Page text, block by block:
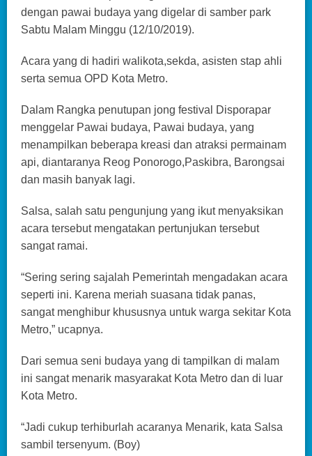
dengan pawai budaya yang digelar di samber park
Sabtu Malam Minggu (12/10/2019).
Acara yang di hadiri walikota,sekda, asisten stap ahli
serta semua OPD Kota Metro.
Dalam Rangka penutupan jong festival Disporapar
menggelar Pawai budaya, Pawai budaya, yang
menampilkan beberapa kreasi dan atraksi permainam
api, diantaranya Reog Ponorogo,Paskibra, Barongsai
dan masih banyak lagi.
Salsa, salah satu pengunjung yang ikut menyaksikan
acara tersebut mengatakan pertunjukan tersebut
sangat ramai.
“Sering sering sajalah Pemerintah mengadakan acara
seperti ini. Karena meriah suasana tidak panas,
sangat menghibur khususnya untuk warga sekitar Kota
Metro,” ucapnya.
Dari semua seni budaya yang di tampilkan di malam
ini sangat menarik masyarakat Kota Metro dan di luar
Kota Metro.
“Jadi cukup terhiburlah acaranya Menarik, kata Salsa
sambil tersenyum. (Boy)